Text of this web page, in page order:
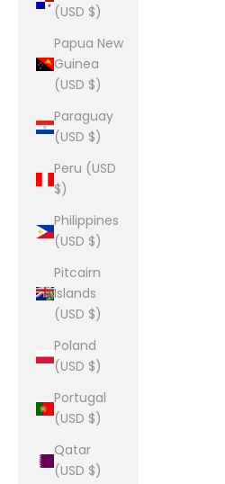
(USD $)
Papua New
Guinea
(USD $)
Paraguay
(USD $)
Peru (USD
$)
Philippines
(USD $)
Pitcairn
Islands
(USD $)
Poland
(USD $)
Portugal
(USD $)
Qatar
(USD $)